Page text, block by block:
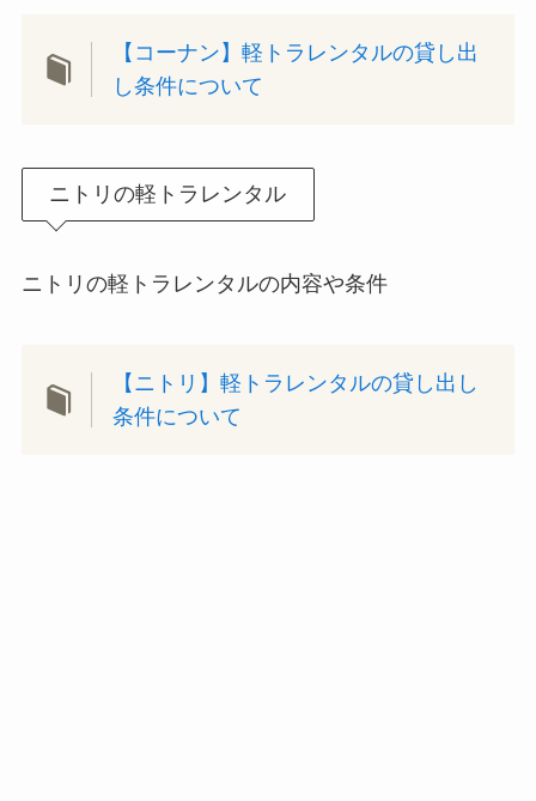
【コーナン】軽トラレンタルの貸し出
し条件について
ニトリの軽トラレンタル
ニトリの軽トラレンタルの内容や条件
【ニトリ】軽トラレンタルの貸し出し
条件について